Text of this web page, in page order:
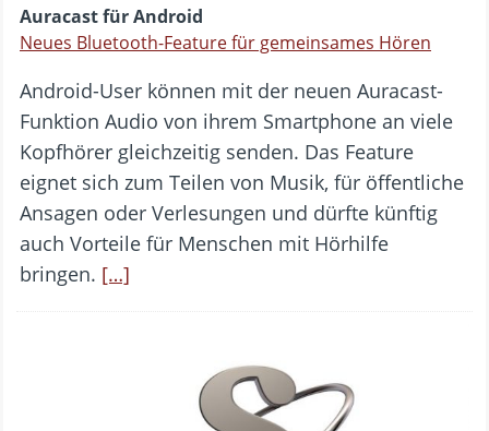
Auracast für Android
Neues Bluetooth-Feature für gemeinsames Hören
Android-User können mit der neuen Auracast-
Funktion Audio von ihrem Smartphone an viele
Kopfhörer gleichzeitig senden. Das Feature
eignet sich zum Teilen von Musik, für öffentliche
Ansagen oder Verlesungen und dürfte künftig
auch Vorteile für Menschen mit Hörhilfe
bringen. […]